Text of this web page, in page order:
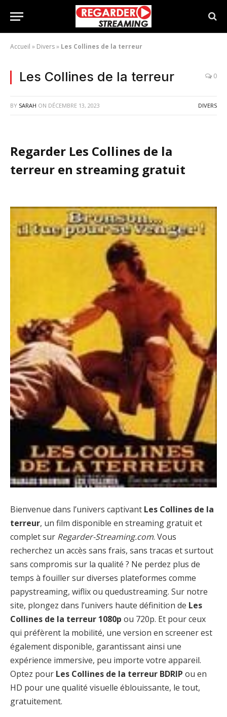
Accueil » Divers» Les Collines de la terreur
Les Collines de la terreur 0
BY SARAH ON DÉCEMBRE 13, 2023 DIVERS
Regarder Les Collines de la
terreur en streaming gratuit
Bienvenue dans l’univers captivant Les Collines de la
terreur, un film disponible en streaming gratuit et
complet sur Regarder-Streaming.com. Vous
recherchez un accès sans frais, sans tracas et surtout
sans compromis sur la qualité ? Ne perdez plus de
temps à fouiller sur diverses plateformes comme
papystreaming, wiflix ou quedustreaming. Sur notre
site, plongez dans l’univers haute définition de Les
Collines de la terreur 1080p ou 720p. Et pour ceux
qui préfèrent la mobilité, une version en screener est
également disponible, garantissant ainsi une
expérience immersive, peu importe votre appareil.
Optez pour Les Collines de la terreur BDRIP ou en
HD pour une qualité visuelle éblouissante, le tout,
gratuitement.